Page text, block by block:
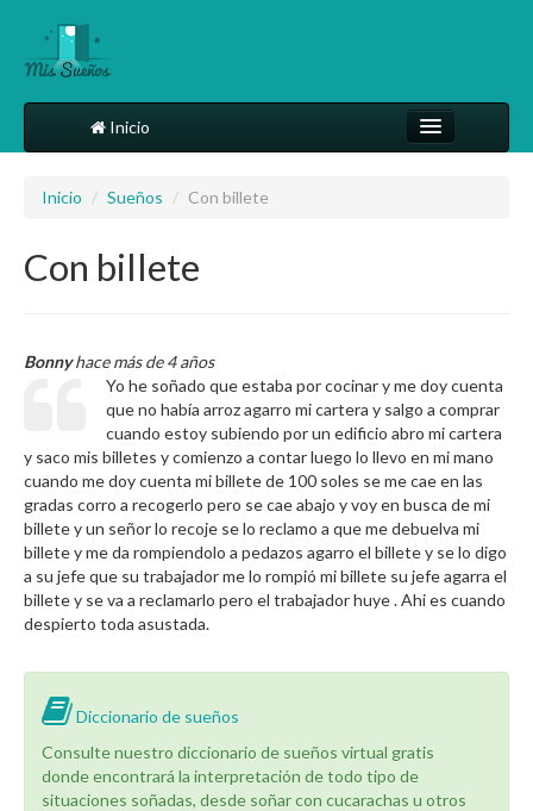
Inicio
Más
Inicio / Sueños / Con billete
Con billete
Bonnyhace más de 4 años
Yo he soñado que estaba por cocinar y me doy cuenta
que no había arroz agarro mi cartera y salgo a comprar
cuando estoy subiendo por un edificio abro mi cartera
y saco mis billetes y comienzo a contar luego lo llevo en mi mano
cuando me doy cuenta mi billete de 100 soles se me cae en las
gradas corro a recogerlo pero se cae abajo y voy en busca de mi
billete y un señor lo recoje se lo reclamo a que me debuelva mi
billete y me da rompiendolo a pedazos agarro el billete y se lo digo
a su jefe que su trabajador me lo rompió mi billete su jefe agarra el
billete y se va a reclamarlo pero el trabajador huye . Ahi es cuando
despierto toda asustada.
Diccionario de sueños
Consulte nuestro diccionario de sueños virtual gratis
donde encontrará la interpretación de todo tipo de
situaciones soñadas, desde soñar con cucarachas u otros